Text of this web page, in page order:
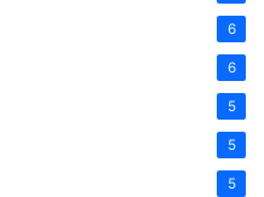
6
6
5
5
5